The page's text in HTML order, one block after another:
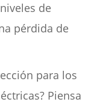
de
pérdida de
para los
Piensa